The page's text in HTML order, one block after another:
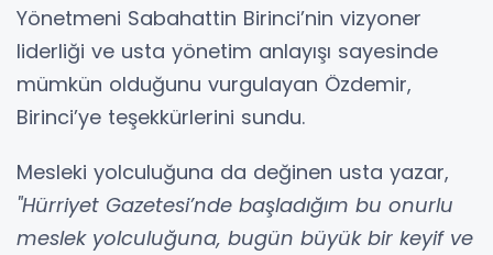
Yönetmeni Sabahattin Birinci’nin vizyoner
liderliği ve usta yönetim anlayışı sayesinde
mümkün olduğunu vurgulayan Özdemir,
Birinci’ye teşekkürlerini sundu.
Mesleki yolculuğuna da değinen usta yazar,
"Hürriyet Gazetesi’nde başladığım bu onurlu
meslek yolculuğuna, bugün büyük bir keyif ve